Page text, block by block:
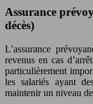
Assurance
décès)
L’assurance
revenus en cas
particulièrement
les salariés ayant
maintenir un niveau